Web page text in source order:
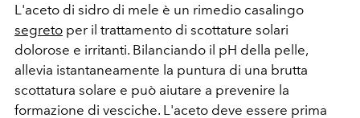
L'aceto di sidro di mele è un rimedio casalingo
segreto per il trattamento di scottature solari
dolorose e irritanti. Bilanciando il pH della pelle,
allevia istantaneamente la puntura di una brutta
scottatura solare e può aiutare a prevenire la
formazione di vesciche. L'aceto deve essere prima